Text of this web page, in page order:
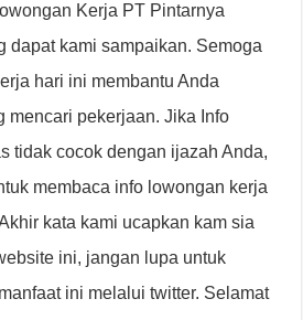
Kerja PT Pintarnya
dapat kami sampaikan. Semoga
hari ini membantu Anda
mencari pekerjaan. Jika Info
tidak cocok dengan ijazah Anda,
membaca info lowongan kerja
kata kami ucapkan kam sia
ini, jangan lupa untuk
ini melalui twitter. Selamat